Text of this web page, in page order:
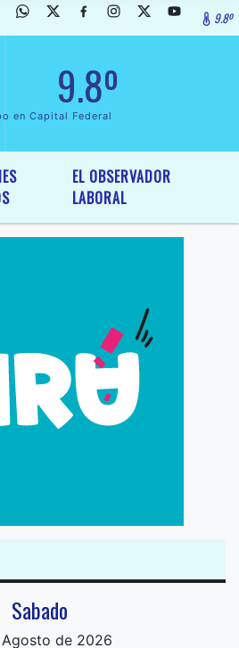
por Ordenanza NÂº 6236/19 del 9.8º
9.8º
en Capital Federal
EL OBSERVADOR
LABORAL
Sabado
de 2026